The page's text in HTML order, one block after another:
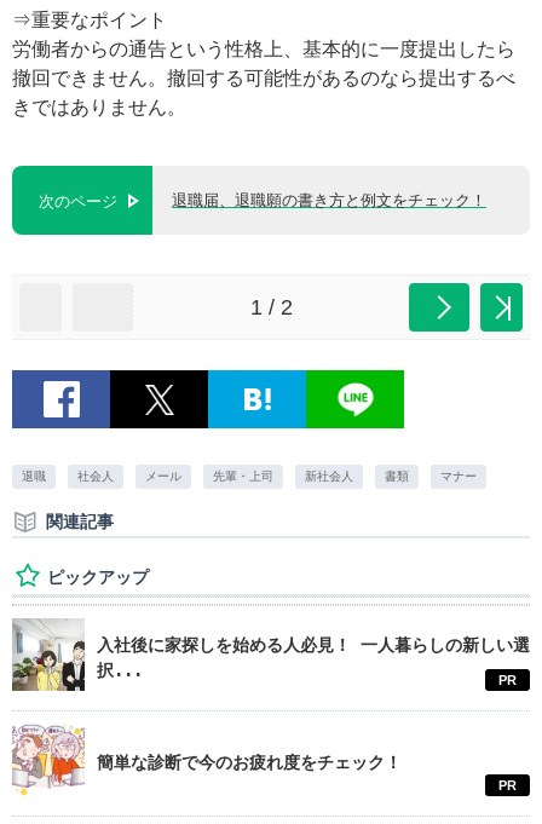
⇒重要なポイント
労働者からの通告という性格上、基本的に一度提出したら
撤回できません。撤回する可能性があるのなら提出するべ
きではありません。
次のページ 退職届、退職願の書き方と例文をチェック！
1 / 2
退職 社会人 メール 先輩・上司 新社会人 書類 マナー
関連記事
ピックアップ
入社後に家探しを始める人必見！ 一人暮らしの新しい選
択...
PR
簡単な診断で今のお疲れ度をチェック！
PR